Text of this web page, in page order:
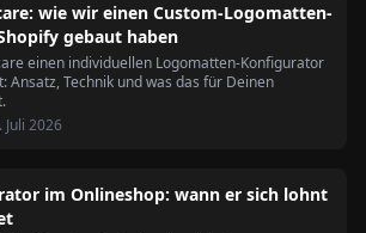
wie wir einen Custom-Logomatten-
gebaut haben
einen individuellen Logomatten-Konfigurator
Ansatz, Technik und was das für Deinen
Juli 2026
im Onlineshop: wann er sich lohnt